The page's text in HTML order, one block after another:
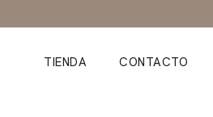
TIENDA CONTACTO